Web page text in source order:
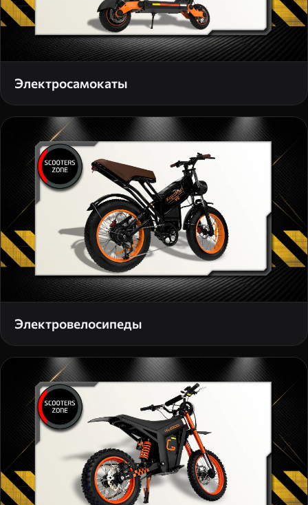
Электросамокаты
Электровелосипеды